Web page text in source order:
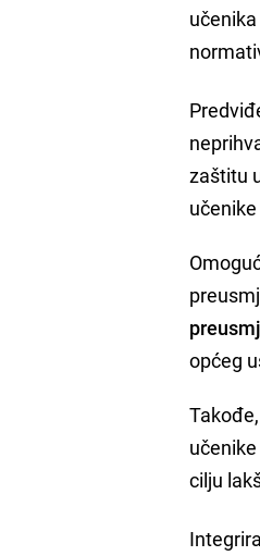
zaštitu
općeg
Takođe,
cilju